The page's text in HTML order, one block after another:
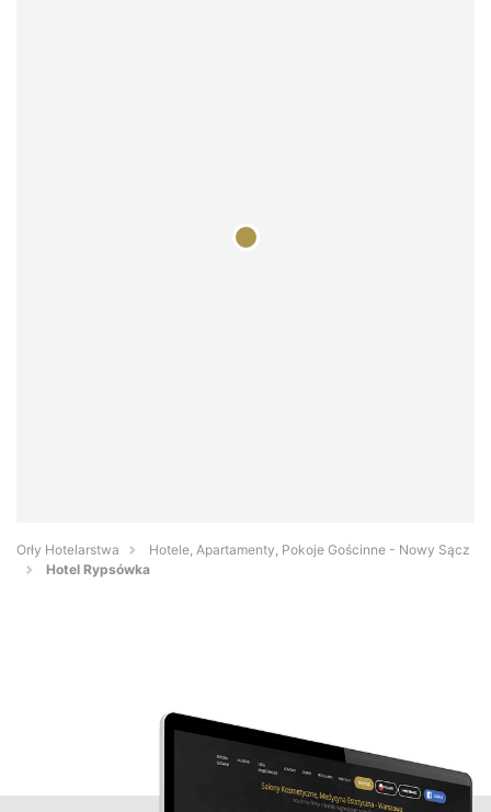
Orły Hotelarstwa
Hotele, Apartamenty, Pokoje Gościnne - Nowy Sącz
Hotel Rypsówka